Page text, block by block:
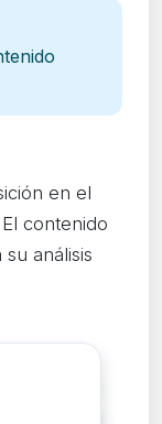
en el
contenido
análisis
a